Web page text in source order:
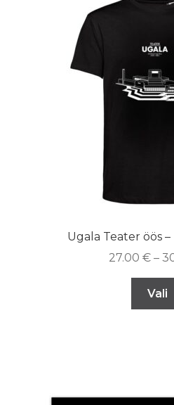
Ugala Teater öös –
27.00 € –
Vali